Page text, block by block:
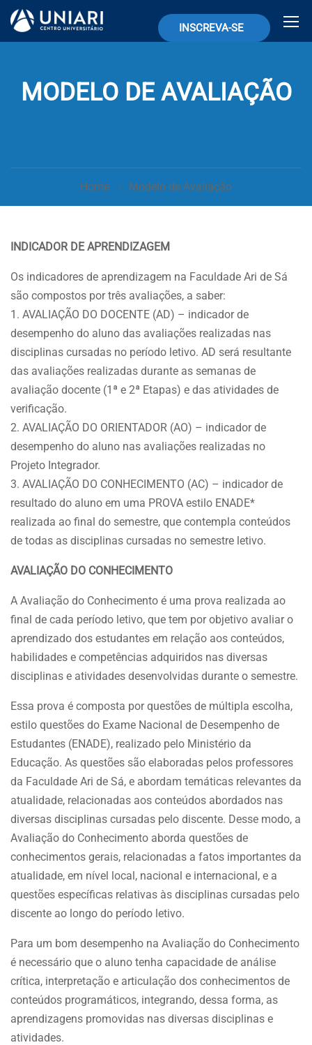
INSCREVA-SE
MODELO DE AVALIAÇÃO
Home Modelo de Avaliação
INDICADOR DE APRENDIZAGEM
Os indicadores de aprendizagem na Faculdade Ari de Sá
são compostos por três avaliações, a saber:
1. AVALIAÇÃO DO DOCENTE (AD) – indicador de
desempenho do aluno das avaliações realizadas nas
disciplinas cursadas no período letivo. AD será resultante
das avaliações realizadas durante as semanas de
avaliação docente (1ª e 2ª Etapas) e das atividades de
verificação.
2. AVALIAÇÃO DO ORIENTADOR (AO) – indicador de
desempenho do aluno nas avaliações realizadas no
Projeto Integrador.
3. AVALIAÇÃO DO CONHECIMENTO (AC) – indicador de
resultado do aluno em uma PROVA estilo ENADE*
realizada ao final do semestre, que contempla conteúdos
de todas as disciplinas cursadas no semestre letivo.
AVALIAÇÃO DO CONHECIMENTO
A Avaliação do Conhecimento é uma prova realizada ao
final de cada período letivo, que tem por objetivo avaliar o
aprendizado dos estudantes em relação aos conteúdos,
habilidades e competências adquiridos nas diversas
disciplinas e atividades desenvolvidas durante o semestre.
Essa prova é composta por questões de múltipla escolha,
estilo questões do Exame Nacional de Desempenho de
Estudantes (ENADE), realizado pelo Ministério da
Educação. As questões são elaboradas pelos professores
da Faculdade Ari de Sá, e abordam temáticas relevantes da
atualidade, relacionadas aos conteúdos abordados nas
diversas disciplinas cursadas pelo discente. Desse modo, a
Avaliação do Conhecimento aborda questões de
conhecimentos gerais, relacionadas a fatos importantes da
atualidade, em nível local, nacional e internacional, e a
questões específicas relativas às disciplinas cursadas pelo
discente ao longo do período letivo.
Para um bom desempenho na Avaliação do Conhecimento
é necessário que o aluno tenha capacidade de análise
crítica, interpretação e articulação dos conhecimentos de
conteúdos programáticos, integrando, dessa forma, as
aprendizagens promovidas nas diversas disciplinas e
atividades.